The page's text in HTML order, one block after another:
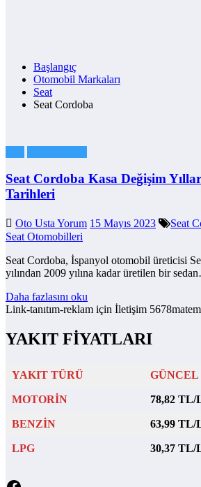
Başlangıç
Otomobil Markaları
Seat
Seat Cordoba
Seat Cordoba Kasa Değişim
Tarihleri
Oto Usta Yorum 15 Mayıs 2023 Seat
Seat Otomobilleri
Seat Cordoba, İspanyol otomobil üreticisi
yılından 2009 yılına kadar üretilen bir
Daha fazlasını oku
Link-tanıtım-reklam için İletişim
YAKIT FİYATLARI
YAKIT TÜRÜ
MOTORİN 78,82 TL/
BENZİN 63,99 TL/
LPG 30,37 TL/